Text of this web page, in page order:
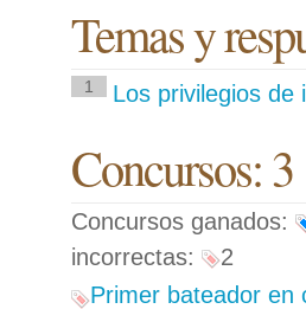
Temas y
1 Los privilegios de
Concursos: 3
Concursos ganados:
incorrectas:
2
Primer bateador en